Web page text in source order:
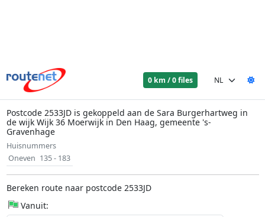
0 km / 0 files
Postcode 2533JD is gekoppeld aan de Sara Burgerhartweg in
de wijk Wijk 36 Moerwijk in Den Haag, gemeente 's-
Gravenhage
Huisnummers
Oneven 135 - 183
Bereken route naar postcode 2533JD
Vanuit: